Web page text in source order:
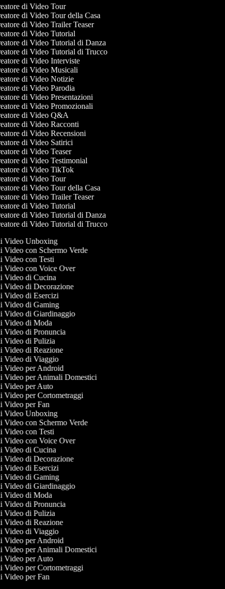
di Video Tour
di Video Tour della Casa
di Video Trailer Teaser
di Video Tutorial
di Video Tutorial di Danza
di Video Tutorial di Trucco
di Video Interviste
di Video Musicali
di Video Notizie
di Video Parodia
di Video Presentazioni
di Video Promozionali
di Video Q&A
di Video Racconti
di Video Recensioni
di Video Satirici
di Video Teaser
di Video Testimonial
di Video TikTok
di Video Tour
di Video Tour della Casa
di Video Trailer Teaser
di Video Tutorial
di Video Tutorial di Danza
di Video Tutorial di Trucco
Video Unboxing
Video con Schermo Verde
Video con Testi
Video con Voice Over
Video di Cucina
Video di Decorazione
Video di Esercizi
Video di Gaming
Video di Giardinaggio
Video di Moda
Video di Pronuncia
Video di Pulizia
Video di Reazione
Video di Viaggio
Video per Android
Video per Animali Domestici
Video per Auto
Video per Cortometraggi
Video per Fan
Video Unboxing
Video con Schermo Verde
Video con Testi
Video con Voice Over
Video di Cucina
Video di Decorazione
Video di Esercizi
Video di Gaming
Video di Giardinaggio
Video di Moda
Video di Pronuncia
Video di Pulizia
Video di Reazione
Video di Viaggio
Video per Android
Video per Animali Domestici
Video per Auto
Video per Cortometraggi
Video per Fan